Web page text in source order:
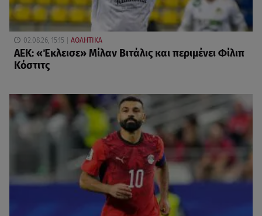
02.08.26, 15:15 ΑΘΛΗΤΙΚΑ
ΑΕΚ: «Έκλεισε» Μίλαν Βιτάλις και περιμένει Φίλιπ
Κόστιτς